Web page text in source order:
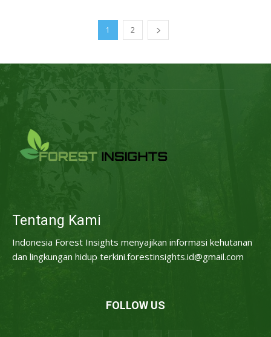
1 2
Tentang Kami
Indonesia Forest Insights menyajikan informasi kehutanan
dan lingkungan hidup terkini.forestinsights.id@gmail.com
FOLLOW US